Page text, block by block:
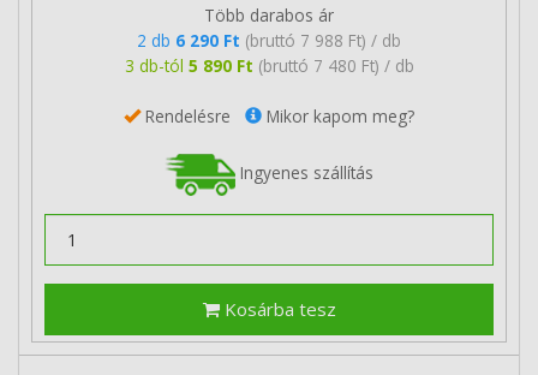
Több darabos ár
2 db 6 290 Ft (bruttó 7 988 Ft) / db
3 db-tól 5 890 Ft (bruttó 7 480 Ft) / db
Rendelésre Mikor kapom meg?
Ingyenes szállítás
Kosárba tesz